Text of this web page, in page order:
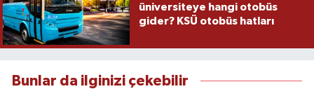
üniversiteye hangi otobüs
gider? KSÜ otobüs hatları
Bunlar da ilginizi çekebilir